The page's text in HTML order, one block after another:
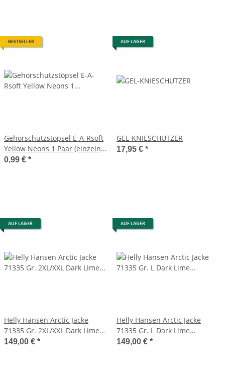
BESTSELLER
Gehörschutzstöpsel E-A-Rsoft
Yellow Neons 1 Paar (einzeln
verpackt i.FB)
0,99 € *
AUF LAGER
GEL-KNIESCHUTZER
17,95 € *
AUF LAGER
Helly Hansen Arctic Jacke
71335 Gr. 2XL/XXL Dark Lime
wasserdicht winddicht
149,00 € *
AUF LAGER
Helly Hansen Arctic Jacke
71335 Gr. L Dark Lime
wasserdicht winddicht
149,00 € *